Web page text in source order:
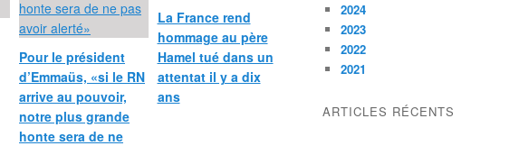
Pour le président
d’Emmaüs, «si le RN
arrive au pouvoir,
notre plus grande
honte sera de ne
La France rend
hommage au père
Hamel tué dans un
attentat il y a dix
ans
2024
2023
2022
2021
ARTICLES RÉCENTS